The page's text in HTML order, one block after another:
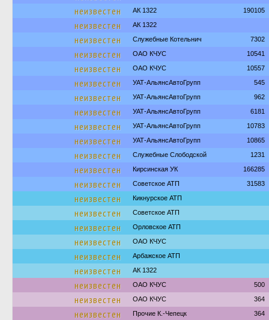
неизвестен АК 1322 190105
неизвестен АК 1322
неизвестен Служебные Котельнич 7302
неизвестен ОАО КЧУС 10541
неизвестен ОАО КЧУС 10557
неизвестен УАТ-АльянсАвтоГрупп 545
неизвестен УАТ-АльянсАвтоГрупп 962
неизвестен УАТ-АльянсАвтоГрупп 6181
неизвестен УАТ-АльянсАвтоГрупп 10783
неизвестен УАТ-АльянсАвтоГрупп 10865
неизвестен Служебные Слободской 1231
неизвестен Кирсинская УК 166285
неизвестен Советское АТП 31583
неизвестен Кикнурское АТП
неизвестен Советское АТП
неизвестен Орловское АТП
неизвестен ОАО КЧУС
неизвестен Арбажское АТП
неизвестен АК 1322
неизвестен ОАО КЧУС 500
неизвестен ОАО КЧУС 364
неизвестен Прочие К.-Чепецк 364